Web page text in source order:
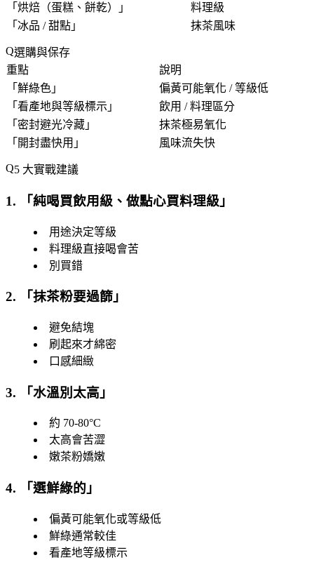
「 烘焙（蛋糕、餅乾） 」
料理級
「 冰品 / 甜點 」 抹茶風味
選購與保存
重點
說明
「 鮮綠色 」
偏黃可能氧化 / 等級低
「 看產地與等級標示 」
飲用 / 料理區分
「 密封避光冷藏 」
抹茶極易氧化
「 開封盡快用 」 風味流失快
5 大實戰建議
1. 「純喝買飲用級、做點心買料理級 」
用途決定等級
料理級直接喝會苦
別買錯
2. 「抹茶粉要過篩 」
避免結塊
刷起來才綿密
口感細緻
3. 「水溫別太高 」
約 70-80°C
太高會苦澀
嫩茶粉嬌嫩
4. 「選鮮綠的 」
偏黃可能氧化或等級低
鮮綠通常較佳
看產地等級標示